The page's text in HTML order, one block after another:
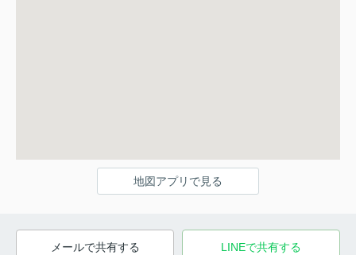
地図アプリで見る
メールで共有する LINEで共有する